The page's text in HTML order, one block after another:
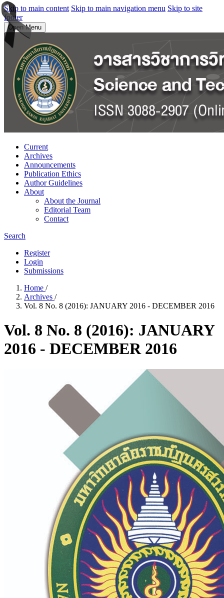
Skip to main content Skip to main navigation menu Skip to site
footer
Open Menu
Current
Archives
Announcements
Publication Ethics
Author Guidelines
About
About the Journal
Editorial Team
Contact
Search
Register
Login
Submissions
Home /
Archives /
Vol. 8 No. 8 (2016): JANUARY 2016 - DECEMBER 2016
Vol. 8 No. 8 (2016): JANUARY
2016 - DECEMBER 2016